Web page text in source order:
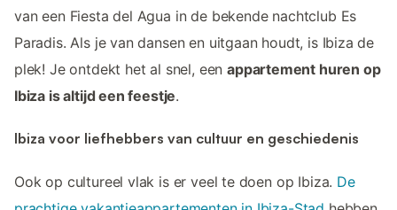
van een Fiesta del Agua in de bekende nachtclub Es
Paradis. Als je van dansen en uitgaan houdt, is Ibiza de
plek! Je ontdekt het al snel, eenappartement huren op
Ibiza is altijd een feestje.
Ibiza voor liefhebbers van cultuur en geschiedenis
Ook op cultureel vlak is er veel te doen op Ibiza. De